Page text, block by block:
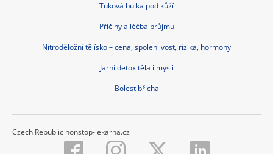
Tuková bulka pod kůží
Příčiny a léčba průjmu
Nitroděložní tělísko – cena, spolehlivost, rizika, hormony
Jarní detox těla i mysli
Bolest břicha
Czech Republic nonstop-lekarna.cz